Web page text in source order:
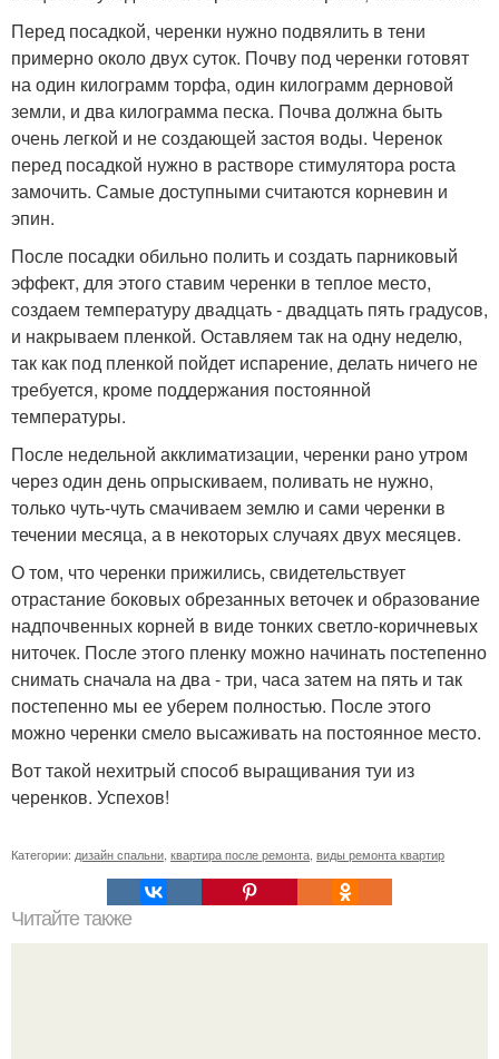
Перед посадкой, черенки нужно подвялить в тени
примерно около двух суток. Почву под черенки готовят
на один килограмм торфа, один килограмм дерновой
земли, и два килограмма песка. Почва должна быть
очень легкой и не создающей застоя воды. Черенок
перед посадкой нужно в растворе стимулятора роста
замочить. Самые доступными считаются корневин и
эпин.
После посадки обильно полить и создать парниковый
эффект, для этого ставим черенки в теплое место,
создаем температуру двадцать - двадцать пять градусов,
и накрываем пленкой. Оставляем так на одну неделю,
так как под пленкой пойдет испарение, делать ничего не
требуется, кроме поддержания постоянной
температуры.
После недельной акклиматизации, черенки рано утром
через один день опрыскиваем, поливать не нужно,
только чуть-чуть смачиваем землю и сами черенки в
течении месяца, а в некоторых случаях двух месяцев.
О том, что черенки прижились, свидетельствует
отрастание боковых обрезанных веточек и образование
надпочвенных корней в виде тонких светло-коричневых
ниточек. После этого пленку можно начинать постепенно
снимать сначала на два - три, часа затем на пять и так
постепенно мы ее уберем полностью. После этого
можно черенки смело высаживать на постоянное место.
Вот такой нехитрый способ выращивания туи из
черенков. Успехов!
Категории: дизайн спальни, квартира после ремонта, виды ремонта квартир
Читайте также